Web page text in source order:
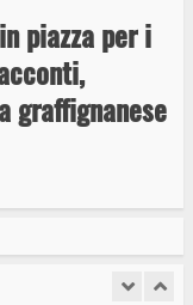
piazza per i
graffignanese
di Atletica a
due giovani per